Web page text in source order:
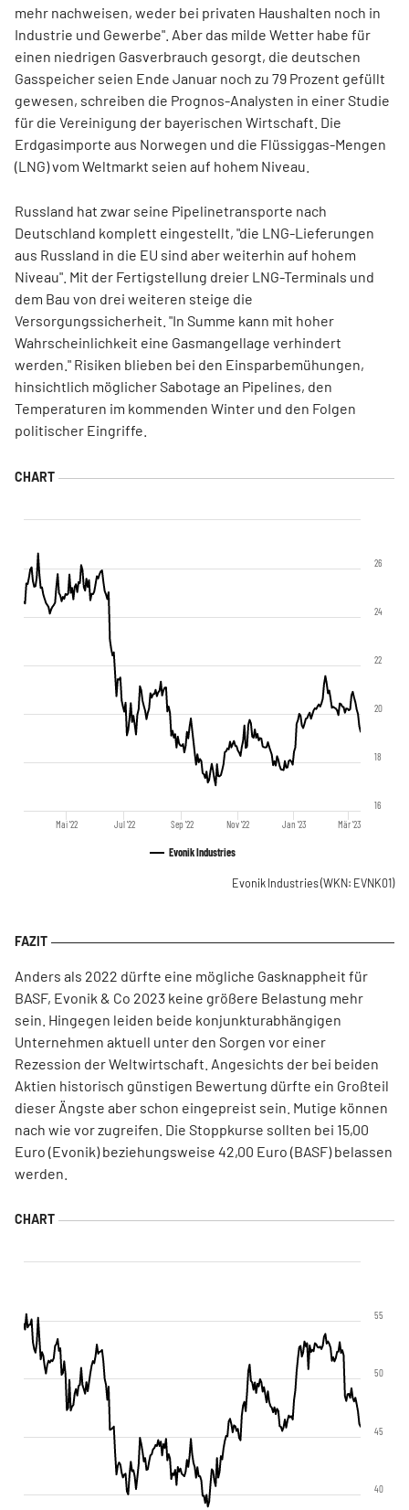
mehr nachweisen, weder bei privaten Haushalten noch in
Industrie und Gewerbe". Aber das milde Wetter habe für
einen niedrigen Gasverbrauch gesorgt, die deutschen
Gasspeicher seien Ende Januar noch zu 79 Prozent gefüllt
gewesen, schreiben die Prognos-Analysten in einer Studie
für die Vereinigung der bayerischen Wirtschaft. Die
Erdgasimporte aus Norwegen und die Flüssiggas-Mengen
(LNG) vom Weltmarkt seien auf hohem Niveau.
Russland hat zwar seine Pipelinetransporte nach
Deutschland komplett eingestellt, "die LNG-Lieferungen
aus Russland in die EU sind aber weiterhin auf hohem
Niveau". Mit der Fertigstellung dreier LNG-Terminals und
dem Bau von drei weiteren steige die
Versorgungssicherheit. "In Summe kann mit hoher
Wahrscheinlichkeit eine Gasmangellage verhindert
werden." Risiken blieben bei den Einsparbemühungen,
hinsichtlich möglicher Sabotage an Pipelines, den
Temperaturen im kommenden Winter und den Folgen
politischer Eingriffe.
Evonik Industries
Mai '22 Jul '22 Sep '22 Nov '22 Jan '23 Mär '23
16
18
20
22
24
26
Evonik Industries(WKN: EVNK01)
Anders als 2022 dürfte eine mögliche Gasknappheit für
BASF, Evonik & Co 2023 keine größere Belastung mehr
sein. Hingegen leiden beide konjunkturabhängigen
Unternehmen aktuell unter den Sorgen vor einer
Rezession der Weltwirtschaft. Angesichts der bei beiden
Aktien historisch günstigen Bewertung dürfte ein Großteil
dieser Ängste aber schon eingepreist sein. Mutige können
nach wie vor zugreifen. Die Stoppkurse sollten bei 15,00
Euro (Evonik) beziehungsweise 42,00 Euro (BASF) belassen
werden.
40
45
50
55